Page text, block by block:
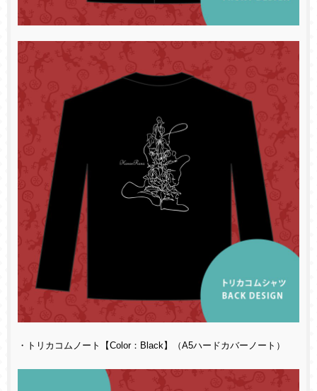
・トリカコムノート【Color：Black】（A5ハードカバーノート）